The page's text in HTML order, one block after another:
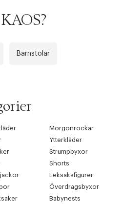
Barnstolar
Morgonrockar
Ytterkläder
Strumpbyxor
Shorts
Leksaksfigurer
Överdragsbyxor
Babynests